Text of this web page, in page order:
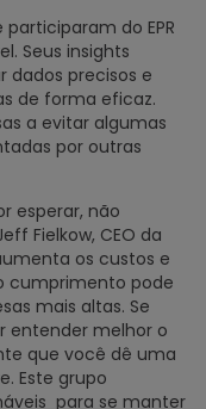
do EPR
Seus insights
precisos e
de forma eficaz.
a evitar algumas
por outras
esperar, não
Fielkow, CEO da
os custos e
cumprimento pode
mais altas. Se
entender melhor o
que você dê uma
Este grupo
para se manter